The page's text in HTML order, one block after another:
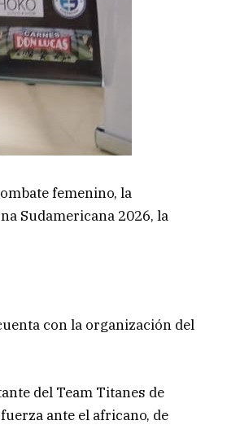
femenino, la
Sudamericana 2026, la
con la organización del
del Team Titanes de
ante el africano, de